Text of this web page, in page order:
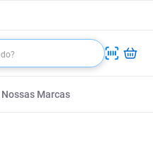
Nossas Marcas